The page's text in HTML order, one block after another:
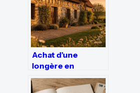
Achat d’une
longère en
Normandie : 3
critères de